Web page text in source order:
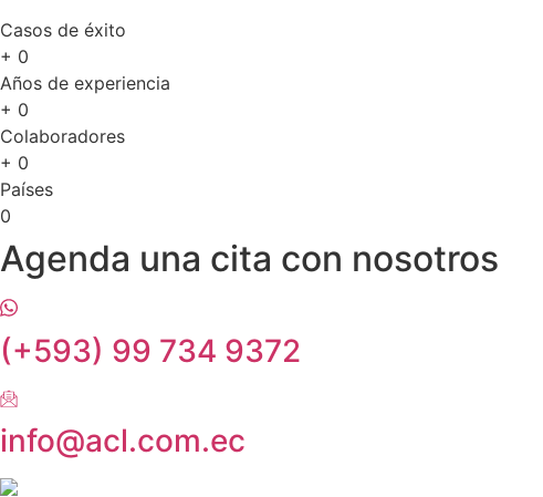
Casos de éxito
+ 0
Años de experiencia
+ 0
Colaboradores
+ 0
Países
0
Agenda una cita con nosotros
(+593) 99 734 9372
info@acl.com.ec